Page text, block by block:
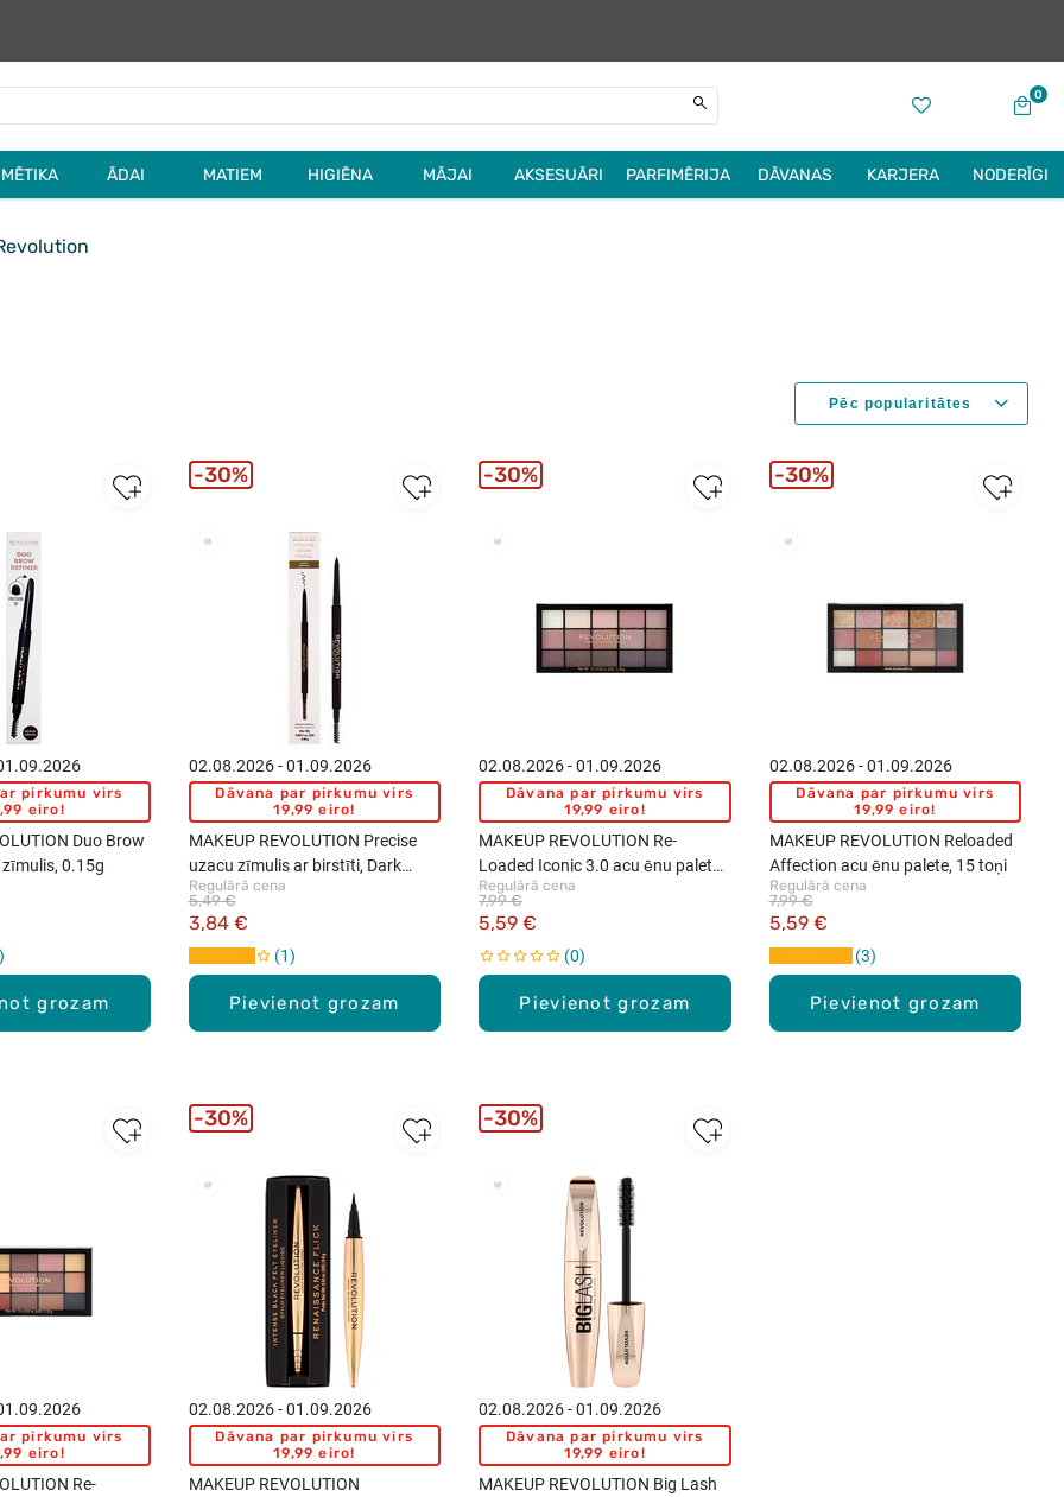
0
ĀDAI MATIEM HIGIĒNA MĀJAI AKSESUĀRI PARFIMĒRIJA DĀVANAS KARJERA NODERĪGI
grozam
pirkumu virs
eiro!
Duo Brow
0.15g
Pievienot grozam
02.08.2026 - 01.09.2026
Dāvana par pirkumu virs
19,99 eiro!
MAKEUP REVOLUTION Precise
uzacu zīmulis ar birstīti, Dark
Brown, 0.05g
Regulārā cena
3,84 €
5,49 €
1
30%
Pievienot grozam
02.08.2026 - 01.09.2026
Dāvana par pirkumu virs
19,99 eiro!
MAKEUP REVOLUTION Re-
Loaded Iconic 3.0 acu ēnu palete,
15 toņi
Regulārā cena
5,59 €
7,99 €
0
30%
Pievienot grozam
02.08.2026 - 01.09.2026
Dāvana par pirkumu virs
19,99 eiro!
MAKEUP REVOLUTION Reloaded
Affection acu ēnu palete, 15 toņi
Regulārā cena
5,59 €
7,99 €
3
30%
pirkumu virs
eiro!
Re-
02.08.2026 - 01.09.2026
Dāvana par pirkumu virs
19,99 eiro!
MAKEUP REVOLUTION
30%
02.08.2026 - 01.09.2026
Dāvana par pirkumu virs
19,99 eiro!
MAKEUP REVOLUTION Big Lash
30%